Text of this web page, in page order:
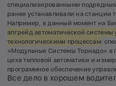
специализированными
ранее устанавливали на станции
Например, в данный момент на
апгрейд автоматической системы
технологическими процессам:
«Модульные Системы Торнадо» в
цеха тепловой автоматики и
программное обеспечение
Все дело в хорошем